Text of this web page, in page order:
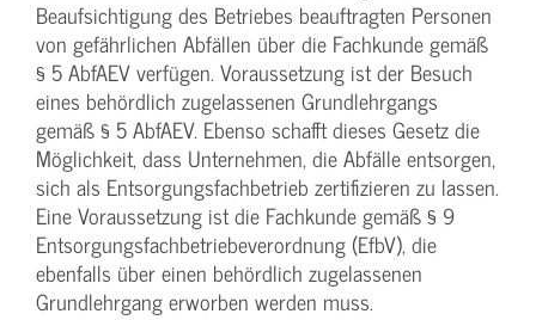
Beaufsichtigung des Betriebes beauftragten Personen
von gefährlichen Abfällen über die Fachkunde gemäß
§ 5 AbfAEV verfügen. Voraussetzung ist der Besuch
eines behördlich zugelassenen Grundlehrgangs
gemäß § 5 AbfAEV. Ebenso schafft dieses Gesetz die
Möglichkeit, dass Unternehmen, die Abfälle entsorgen,
sich als Entsorgungsfachbetrieb zertifizieren zu lassen.
Eine Voraussetzung ist die Fachkunde gemäß § 9
Entsorgungsfachbetriebeverordnung (EfbV), die
ebenfalls über einen behördlich zugelassenen
Grundlehrgang erworben werden muss.